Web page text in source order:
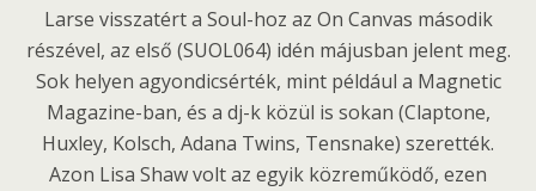
Larse visszatért a Soul-hoz az On Canvas második
részével, az első (SUOL064) idén májusban jelent meg.
Sok helyen agyondicsérték, mint például a Magnetic
Magazine-ban, és a dj-k közül is sokan (Claptone,
Huxley, Kolsch, Adana Twins, Tensnake) szerették.
Azon Lisa Shaw volt az egyik közreműködő, ezen